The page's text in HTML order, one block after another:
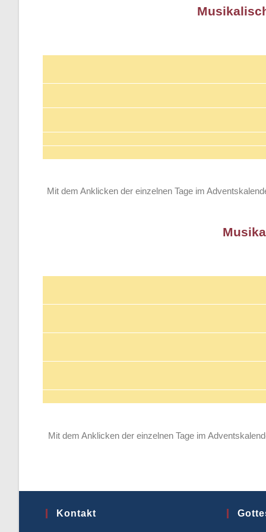
Mit dem Anklicken der einzelnen Tage im
Mit dem Anklicken der einzelnen Tage im
Kontakt